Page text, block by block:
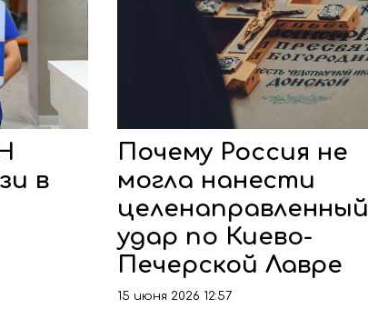
в
Почему Россия не
могла нанести
целенаправленный
удар по Киево-
Печерской Лавре
15 июня 2026 12:57